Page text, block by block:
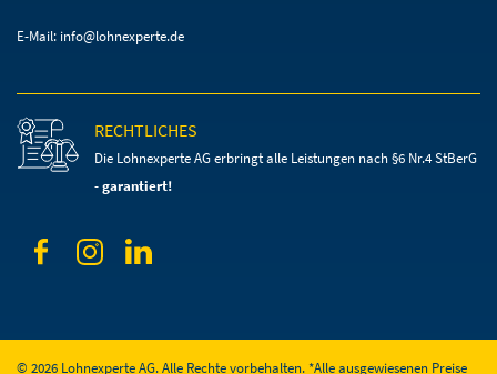
E-Mail: info@lohnexperte.de
RECHTLICHES
Die Lohnexperte AG erbringt alle Leistungen nach §6 Nr.4 StBerG
-garantiert!
© 2026 Lohnexperte AG. Alle Rechte vorbehalten. *Alle ausgewiesenen Preise